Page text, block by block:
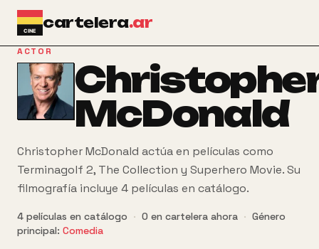
Ir al contenido principal
cartelera.ar
ACTOR
McDonald
Christopher McDonald actúa en películas como
Terminagolf 2, The Collection y Superhero Movie. Su
filmografía incluye 4 películas en catálogo.
4 películas en catálogo · 0 en cartelera ahora · Género
principal: Comedia